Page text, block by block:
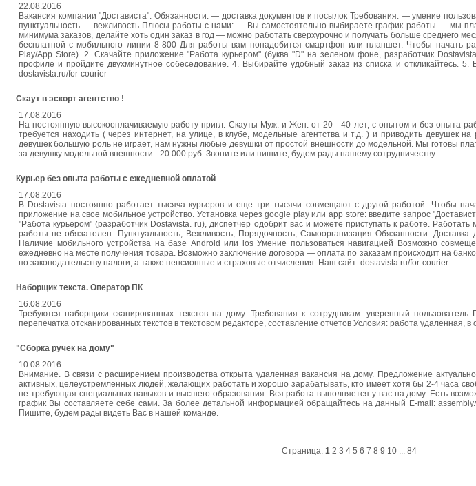
22.08.2016
Вакансия компании "Достависта". Обязанности: — доставка документов и посылок Требования: — умение
пунктуальность — вежливость Плюсы работы с нами: — Вы самостоятельно выбираете график работы — мы
минимума заказов, делайте хоть один заказ в год — можно работать сверхурочно и получать больше среднего
бесплатной с мобильного линии 8-800 Для работы вам понадобится смартфон или планшет. Чтобы начать
Play/App Store). 2. Скачайте приложение "Работа курьером" (буква "D" на зеленом фоне, разработчик
профиле и пройдите двухминутное собеседование. 4. Выбирайте удобный заказ из списка и откликайтесь.
dostavista.ru/for-courier
Скаут в эскорт агентство !
17.08.2016
На постоянную высокооплачиваемую работу пригл. Скауты Муж. и Жен. от 20 - 40 лет, с опытом и без опыта
требуется находить ( через интернет, на улице, в клубе, модельные агентства и т.д. ) и приводить девушек
девушек большую роль не играет, нам нужны любые девушки от простой внешности до модельной. Мы готовы
за девушку модельной внешности - 20 000 руб. Звоните или пишите, будем рады нашему сотрудничеству.
Курьер без опыта работы с ежедневной оплатой
17.08.2016
В Dostavista постоянно работает тысяча курьеров и еще три тысячи совмещают с другой работой. Чтобы
приложение на свое мобильное устройство. Установка через google play или app store: введите запрос
"Работа курьером" (разработчик Dostavista. ru), диспетчер одобрит вас и можете приступать к работе.
работы не обязателен. Пунктуальность, Вежливость, Порядочность, Самоорганизация Обязанности: Доставка
Наличие мобильного устройства на базе Android или ios Умение пользоваться навигацией Возможно
ежедневно на месте получения товара. Возможно заключение договора — оплата по заказам происходит на
по законодательству налоги, а также пенсионные и страховые отчисления. Наш сайт: dostavista.ru/for-courier
Наборщик текста. Оператор ПК
16.08.2016
Требуются наборщики сканированных текстов на дому. Требования к сотрудникам: уверенный
перепечатка отсканированных текстов в текстовом редакторе, составление отчетов Условия: работа удаленная,
"Сборка ручек на дому"
10.08.2016
Внимание. В связи с расширением производства открыта удаленная вакансия на дому. Предложение
активных, целеустремленных людей, желающих работать и хорошо зарабатывать, кто имеет хотя бы 2-4 часа
не требующая специальных навыков и высшего образования. Вся работа выполняется у вас на дому. Есть
график Вы составляете себе сами. За более детальной информацией обращайтесь на данный E-mail:
Пишите, будем рады видеть Вас в нашей команде.
Страница: 1 2 3 4 5 6 7 8 9 10... 84